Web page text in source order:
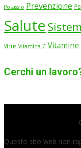
Potassio Prevenzione
Salute
Virus Vitamina C Vitamine
Cerchi un
Questo sito web non